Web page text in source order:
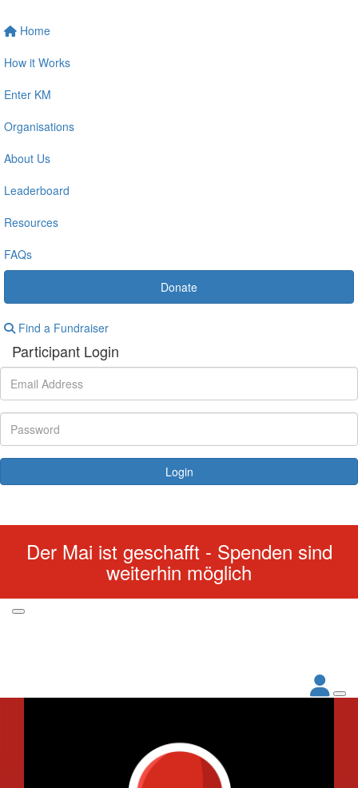
Home
How it Works
Enter KM
Organisations
About Us
Leaderboard
Resources
FAQs
Donate
Find a Fundraiser
Participant Login
Login
Der Mai ist geschafft - Spenden sind
weiterhin möglich